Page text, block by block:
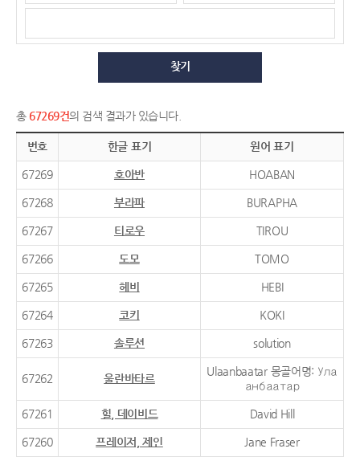
찾기
총 67269건의 검색 결과가 있습니다.
번호 한글 표기 원어 표기
67269 호아반 HOABAN
67268 부라파 BURAPHA
67267 티로우 TIROU
67266 도모 TOMO
67265 헤비 HEBI
67264 코키 KOKI
67263 솔루션 solution
67262 울란바타르
Ulaanbaatar 몽골어명: Ула
анбаатар
67261 힐, 데이비드 David Hill
67260 프레이저, 제인 Jane Fraser